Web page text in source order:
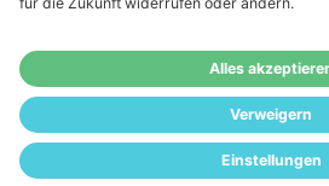
Das Angebot von
nicht an Wiederverkäufer. Wenn Sie
registrieren Sie sich bitte in